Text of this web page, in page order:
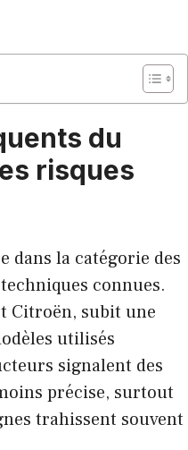
du
risques
dans la catégorie des
connues.
Citroën, subit une
utilisés
signalent des
précise, surtout
trahissent souvent